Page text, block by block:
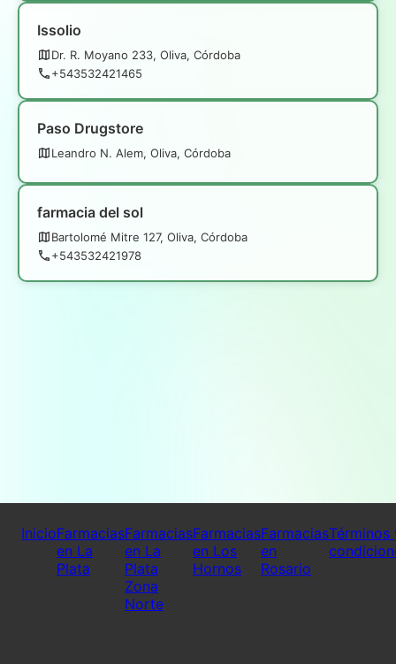
Issolio
Dr. R. Moyano 233, Oliva, Córdoba
+543532421465
Paso Drugstore
Leandro N. Alem, Oliva, Córdoba
farmacia del sol
Bartolomé Mitre 127, Oliva, Córdoba
+543532421978
InicioFarmacias
en La
Plata
Farmacias
en La
Plata
Zona
Norte
Farmacias
en Los
Hornos
Farmacias
en
Rosario
Términos